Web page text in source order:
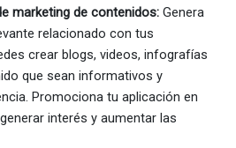
marketing de contenidos: Genera
relacionado con tus
crear blogs, videos, infografías
que sean informativos y
Promociona tu aplicación en
interés y aumentar las